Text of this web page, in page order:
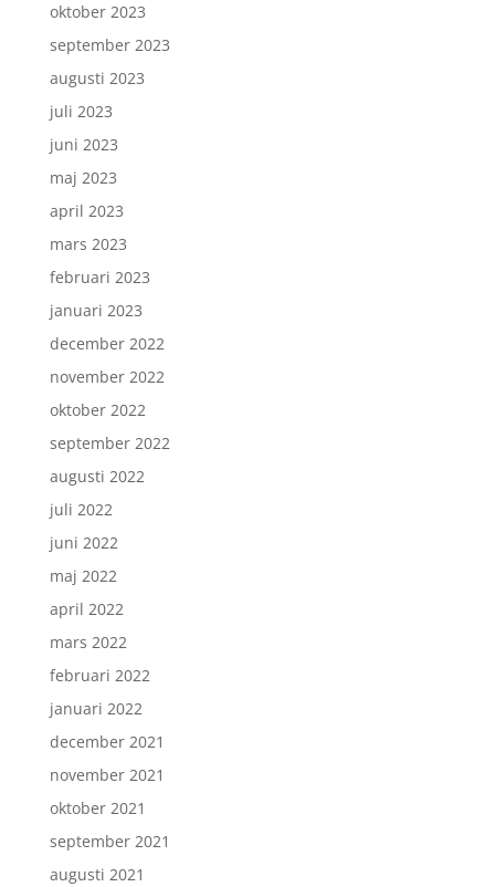
oktober 2023
september 2023
augusti 2023
juli 2023
juni 2023
maj 2023
april 2023
mars 2023
februari 2023
januari 2023
december 2022
november 2022
oktober 2022
september 2022
augusti 2022
juli 2022
juni 2022
maj 2022
april 2022
mars 2022
februari 2022
januari 2022
december 2021
november 2021
oktober 2021
september 2021
augusti 2021